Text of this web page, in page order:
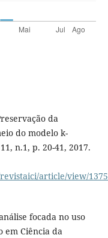
da
do modelo k-
n.1, p. 20-41, 2017.
article/view/
focada no uso
em Ciência da